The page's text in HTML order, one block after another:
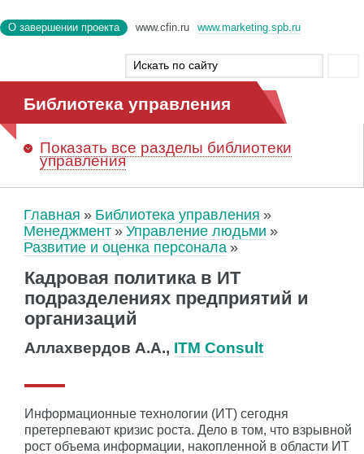
О завершении проекта www.cfin.ru www.marketing.spb.ru
Библиотека управления
Показать все разделы библиотеки
управления
Главная
Библиотека управления
Менеджмент
Управление людьми
Развитие и оценка персонала
Кадровая политика в ИТ
подразделениях предприятий и
организаций
Аллахвердов А.А., ITM Consult
Информационные технологии (ИТ) сегодня
претерпевают кризис роста. Дело в том, что взрывной
рост объема информации, накопленной в области ИТ